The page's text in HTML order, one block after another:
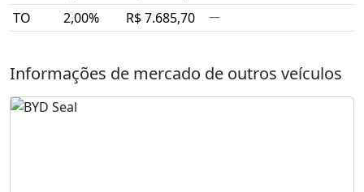
TO 2,00% R$ 7.685,70 —
Informações de mercado de outros veículos